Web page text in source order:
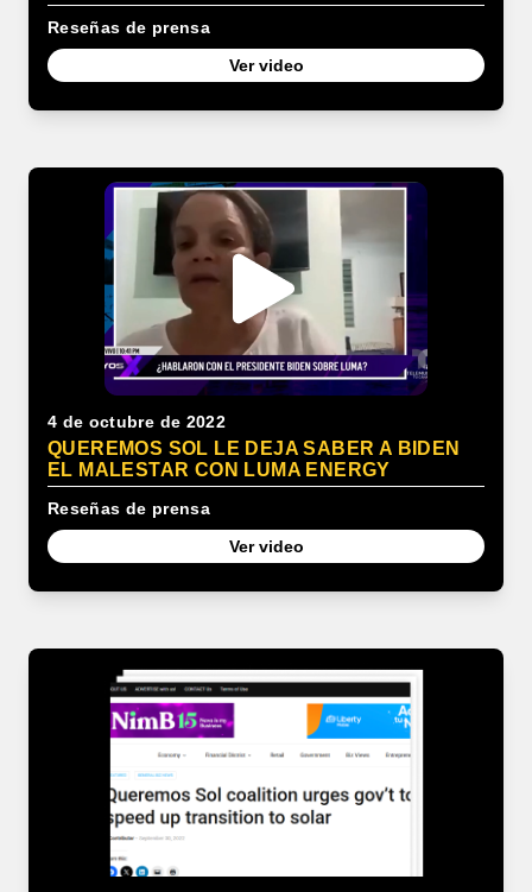
Reseñas de prensa
Ver video
4 de octubre de 2022
QUEREMOS SOL LE DEJA SABER A BIDEN
EL MALESTAR CON LUMA ENERGY
Reseñas de prensa
Ver video